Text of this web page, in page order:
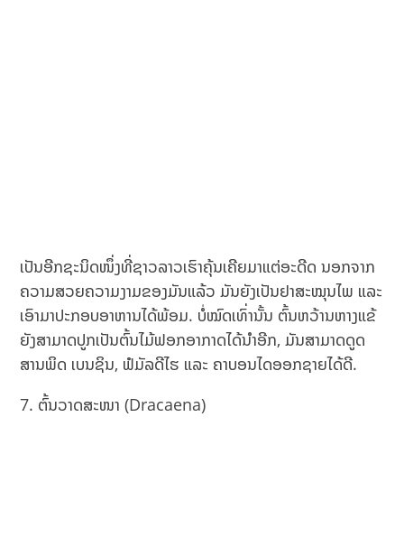
ເປັນອີກຊະນິດໜຶ່ງທີ່ຊາວລາວເຮົາຄຸ້ນເຄີຍມາແຕ່ອະດີດ ນອກຈາກ
ຄວາມສວຍຄວາມງາມຂອງມັນແລ້ວ ມັນຍັງເປັນຢາສະໝຸນໄພ ແລະ
ເອົາມາປະກອບອາຫານໄດ້ພ້ອມ. ບໍ່ໝົດເທົ່ານັ້ນ ຕົ້ນຫວ້ານຫາງແຂ້
ຍັງສາມາດປູກເປັນຕົ້ນໄມ້ຟອກອາກາດໄດ້ນຳອີກ, ມັນສາມາດດູດ
ສານພິດ ເບນຊິນ, ຟໍມັລດີໄຮ ແລະ ຄາບອນໄດອອກຊາຍໄດ້ດີ.
ຕົ້ນວາດສະໜາ (Dracaena)